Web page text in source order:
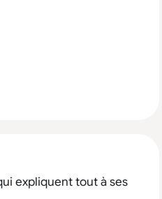
expliquent tout à ses